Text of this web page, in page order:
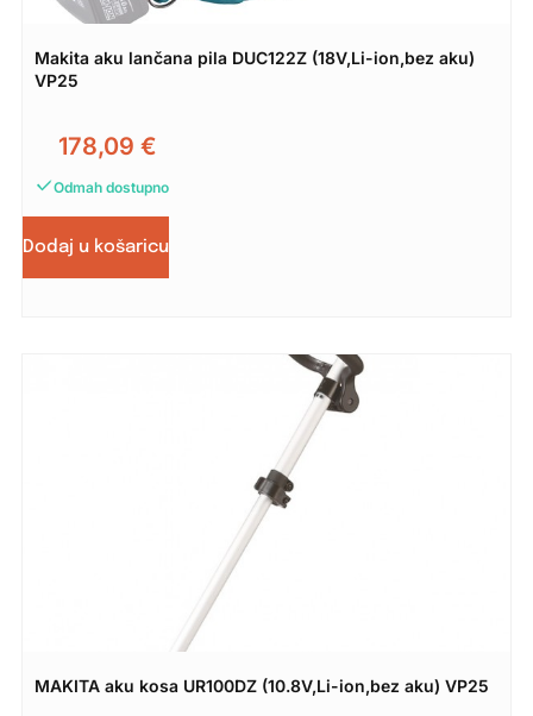
Makita aku lančana pila DUC122Z (18V,Li-ion,bez aku)
VP25
178,09 €
Odmah dostupno
Dodaj u košaricu
MAKITA aku kosa UR100DZ (10.8V,Li-ion,bez aku) VP25